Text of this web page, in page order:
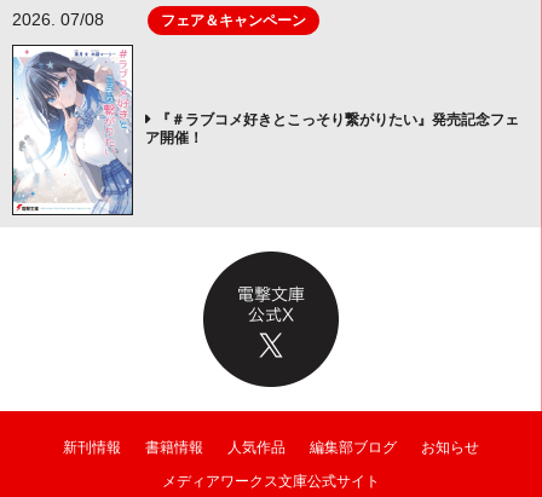
2026. 07/08 フェア＆キャンペーン
『＃ラブコメ好きとこっそり繋がりたい』発売記念フェ
ア開催！
新刊情報 書籍情報 人気作品 編集部ブログ
お知らせ
メディアワークス文庫公式サイト